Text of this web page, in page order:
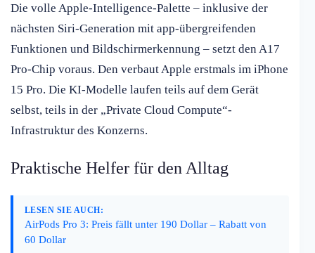
Die volle Apple-Intelligence-Palette – inklusive der
nächsten Siri-Generation mit app-übergreifenden
Funktionen und Bildschirmerkennung – setzt den A17
Pro-Chip voraus. Den verbaut Apple erstmals im iPhone
15 Pro. Die KI-Modelle laufen teils auf dem Gerät
selbst, teils in der „Private Cloud Compute“-
Infrastruktur des Konzerns.
Praktische Helfer für den Alltag
LESEN SIE AUCH:
AirPods Pro 3: Preis fällt unter 190 Dollar – Rabatt von
60 Dollar